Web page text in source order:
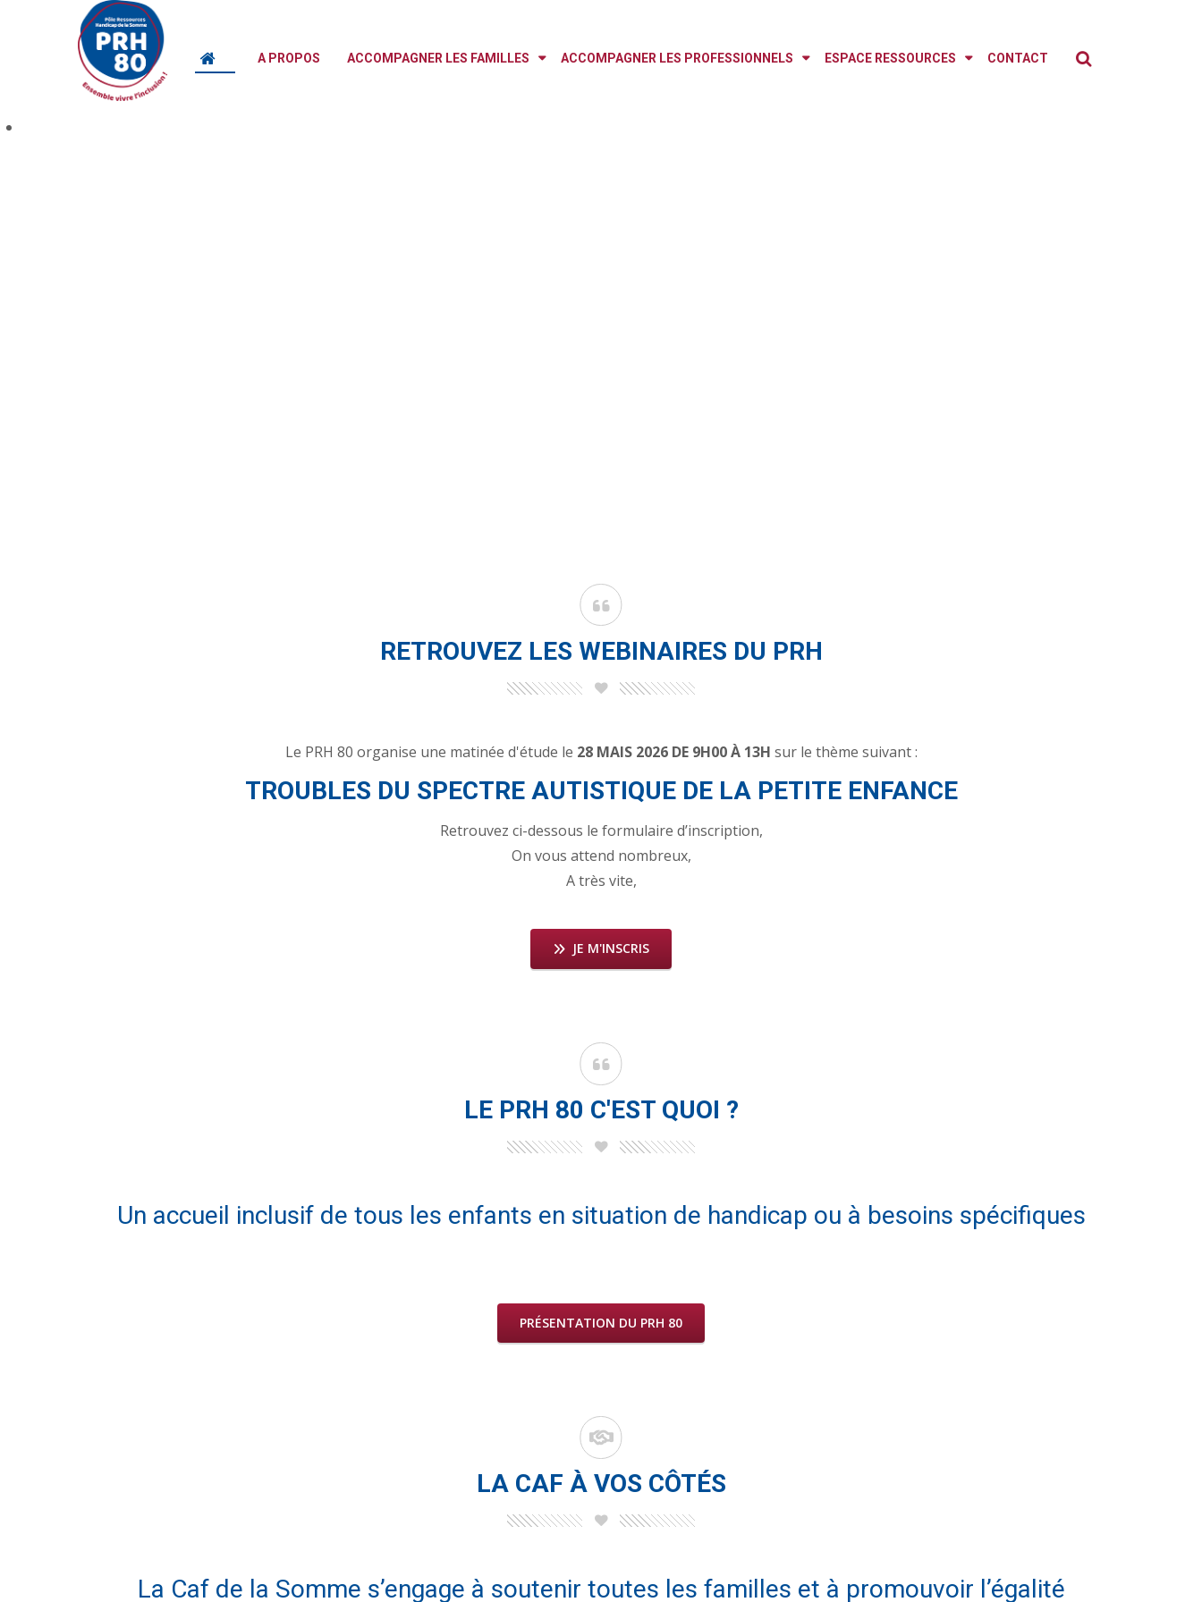
A PROPOS ACCOMPAGNER LES FAMILLES ACCOMPAGNER LES PROFESSIONNELS ESPACE RESSOURCES CONTACT
RETROUVEZ LES WEBINAIRES DU PRH
Le PRH 80 organise une matinée d'étude le 28 MAIS 2026 DE 9H00 À 13H sur le thème suivant :
TROUBLES DU SPECTRE AUTISTIQUE DE LA PETITE ENFANCE
Retrouvez ci-dessous le formulaire d’inscription,
On vous attend nombreux,
A très vite,
JE M'INSCRIS
LE PRH 80 C'EST QUOI ?
Un accueil inclusif de tous les enfants en situation de handicap ou à besoins spécifiques
PRÉSENTATION DU PRH 80
LA CAF À VOS CÔTÉS
La Caf de la Somme s’engage à soutenir toutes les familles et à promouvoir l’égalité